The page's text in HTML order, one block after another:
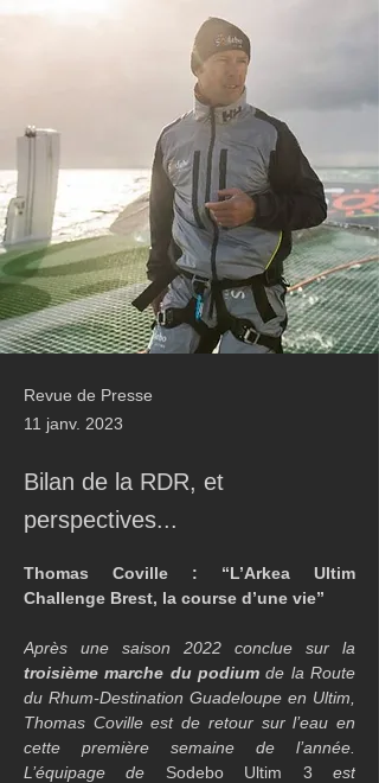
Revue de Presse
11 janv. 2023
Bilan de la RDR, et
perspectives...
Thomas Coville : “L’Arkea Ultim
Challenge Brest, la course d’une vie”
troisième marche du podium de la Route
du Rhum-Destination Guadeloupe en Ultim,
Thomas Coville est de retour sur l’eau en
cette première semaine de l’année.
L’équipage de Sodebo Ultim 3 est